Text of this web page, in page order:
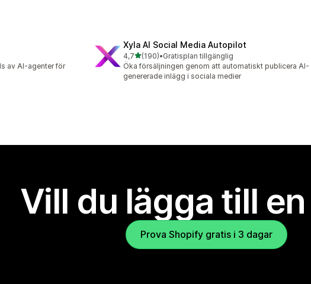
av AI-agenter för
Xyla AI Social Media Autopilot
4,7av 5 stjärnor
(190)
190 recensioner totalt
•Gratisplan tillgänglig
Öka försäljningen genom att automatiskt publicera AI-
genererade inlägg i sociala medier
Vill du lägga till
Prova Shopify gratis i 3 dagar